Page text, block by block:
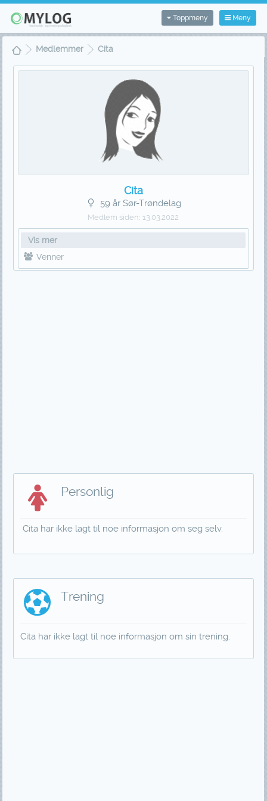
Meny
Toppmeny
Medlemmer Cita
Cita
59 år Sør-Trøndelag
Medlem siden: 13.03.2022
Vis mer
Venner
Personlig
Cita har ikke lagt til noe informasjon om seg selv.
Trening
Cita har ikke lagt til noe informasjon om sin trening.